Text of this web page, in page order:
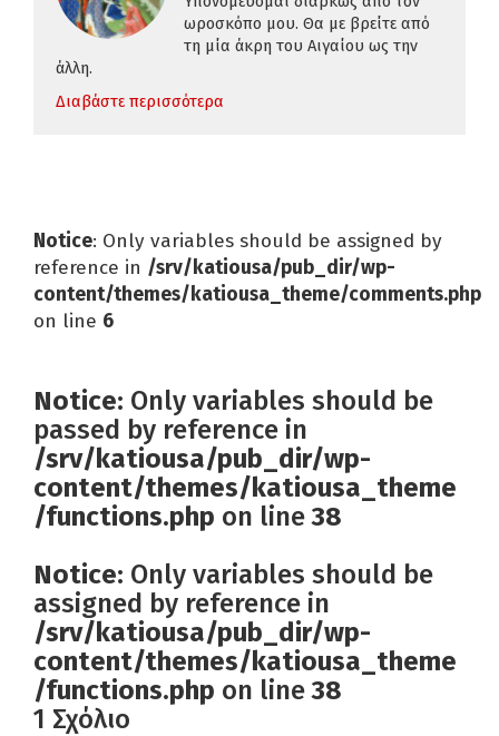
ωροσκόπο μου. Θα με βρείτε από
τη μία άκρη του Αιγαίου ως την
άλλη.
Διαβάστε περισσότερα
Notice: Only variables should be assigned by
reference in /srv/katiousa/pub_dir/wp-
content/themes/katiousa_theme/comments.php
on line 6
Notice: Only variables should be
passed by reference in
/srv/katiousa/pub_dir/wp-
content/themes/katiousa_theme
/functions.php on line38
Notice: Only variables should be
assigned by reference in
/srv/katiousa/pub_dir/wp-
content/themes/katiousa_theme
/functions.php on line38
1 Σχόλιο